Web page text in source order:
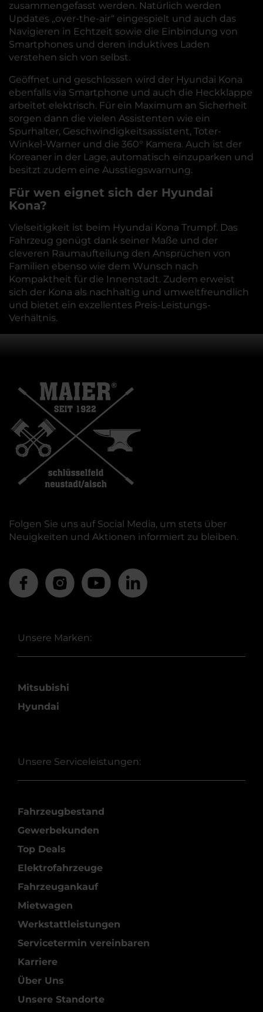
zusammengefasst werden. Natürlich werden
Updates „over-the-air“ eingespielt und auch das
Navigieren in Echtzeit sowie die Einbindung von
Smartphones und deren induktives Laden
verstehen sich von selbst.
Geöffnet und geschlossen wird der Hyundai Kona
ebenfalls via Smartphone und auch die Heckklappe
arbeitet elektrisch. Für ein Maximum an Sicherheit
sorgen dann die vielen Assistenten wie ein
Spurhalter, Geschwindigkeitsassistent, Toter-
Winkel-Warner und die 360° Kamera. Auch ist der
Koreaner in der Lage, automatisch einzuparken und
besitzt zudem eine Ausstiegswarnung.
Für wen eignet sich der Hyundai
Kona?
Vielseitigkeit ist beim Hyundai Kona Trumpf. Das
Fahrzeug genügt dank seiner Maße und der
cleveren Raumaufteilung den Ansprüchen von
Familien ebenso wie dem Wunsch nach
Kompaktheit für die Innenstadt. Zudem erweist
sich der Kona als nachhaltig und umweltfreundlich
und bietet ein exzellentes Preis-Leistungs-
Verhältnis.
Folgen Sie uns auf Social Media, um stets über
Neuigkeiten und Aktionen informiert zu bleiben.
Unsere Marken:
Mitsubishi
Hyundai
Unsere Serviceleistungen:
Fahrzeugbestand
Gewerbekunden
Top Deals
Elektrofahrzeuge
Fahrzeugankauf
Mietwagen
Werkstattleistungen
Servicetermin vereinbaren
Karriere
Über Uns
Unsere Standorte